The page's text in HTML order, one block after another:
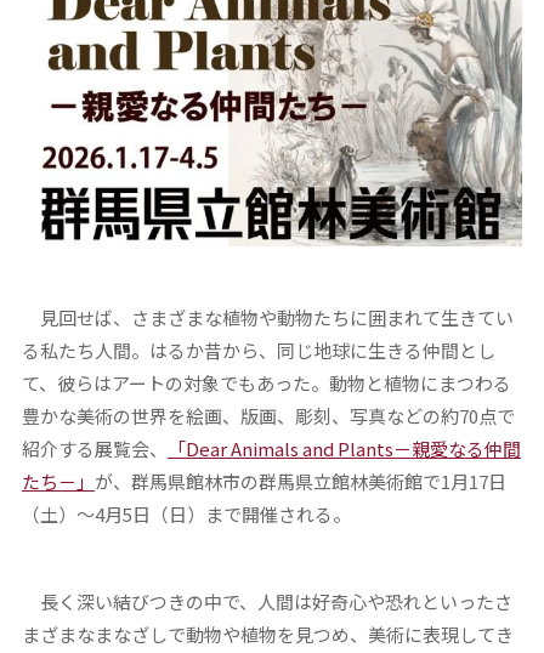
見回せば、さまざまな植物や動物たちに囲まれて生きてい
る私たち人間。はるか昔から、同じ地球に生きる仲間とし
て、彼らはアートの対象でもあった。動物と植物にまつわる
豊かな美術の世界を絵画、版画、彫刻、写真などの約70点で
紹介する展覧会、
「Dear Animals and Plants－親愛なる仲間
たち－」 が、群馬県館林市の群馬県立館林美術館で1月17日
（土）～4月5日（日）まで開催される。
長く深い結びつきの中で、人間は好奇心や恐れといったさ
まざまなまなざしで動物や植物を見つめ、美術に表現してき